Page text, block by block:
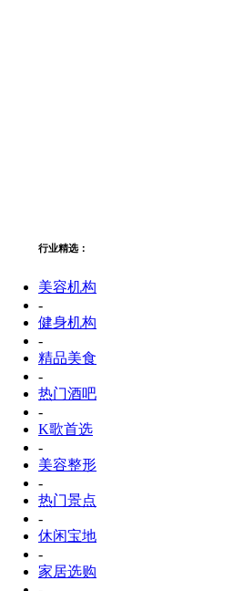
行业精选：
美容机构
-
健身机构
-
精品美食
-
热门酒吧
-
K歌首选
-
美容整形
-
热门景点
-
休闲宝地
-
家居选购